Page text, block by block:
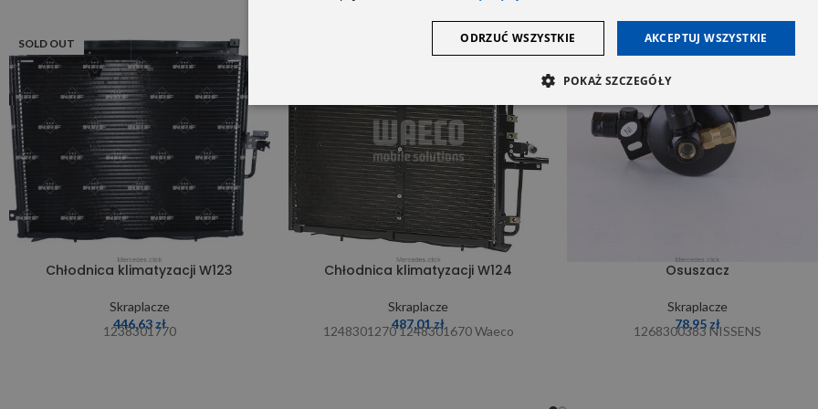
SOLD OUT
Chłodnica klimatyzacji W123
Skraplacze
446,63zł
1238301770
Chłodnica klimatyzacji W124
Skraplacze
487,01zł
1248301270 1248301670 Waeco
Osuszacz
Skraplacze
78,95 zł
1268300383 NISSENS
AKCEPTUJ WSZYSTKIE
ODRZUĆ WSZYSTKIE
POKAŻ SZCZEGÓŁY